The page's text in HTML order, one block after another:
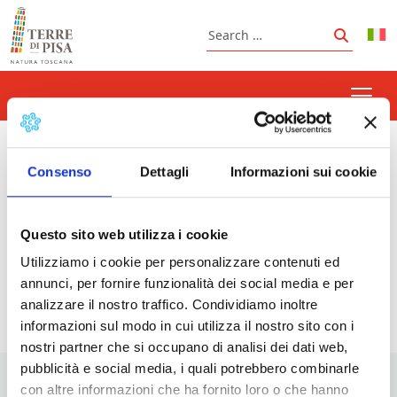
Consenso Dettagli Informazioni sui cookie
Questo sito web utilizza i cookie
Utilizziamo i cookie per personalizzare contenuti ed
annunci, per fornire funzionalità dei social media e per
analizzare il nostro traffico. Condividiamo inoltre
informazioni sul modo in cui utilizza il nostro sito con i
nostri partner che si occupano di analisi dei dati web,
pubblicità e social media, i quali potrebbero combinarle
con altre informazioni che ha fornito loro o che hanno
Skip to content
Search
Search
crib
Prossimi eventi
<li>Non ci sono eventi con questo tag</li>